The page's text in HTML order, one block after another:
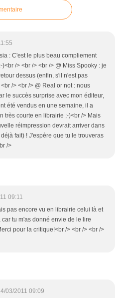
: C'est le plus beau compliement
/> <br /> <br /> @ Miss Spooky : je
dessus (enfin, s'il n'est pas
/> <br /> @ Real or not : nous
le succès surprise avec mon éditeur,
été vendus en une semaine, il a
très courte en librairie ;-)<br /> Mais
réimpression devrait arriver dans
fait) ! J'espère que tu le trouveras
/>
09:11
pas encore vu en librairie celui là et
tu m'as donné envie de le lire
pour la critique!<br /> <br /> <br />
03/2011 09:09